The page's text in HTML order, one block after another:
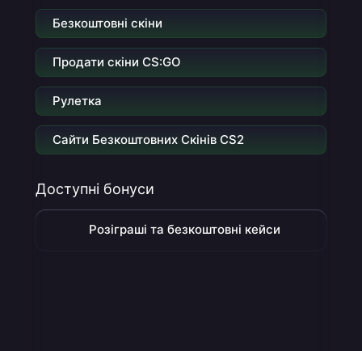
Безкоштовні скіни
Продати скіни CS:GO
Рулетка
Сайти Безкоштовних Скінів CS2
Доступні бонуси
Розіграші та безкоштовні кейси